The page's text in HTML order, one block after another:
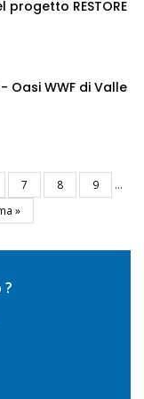
progetto RESTORE
Oasi WWF di Valle
Pagina
7 Pagina
8 Pagina
9
…
»